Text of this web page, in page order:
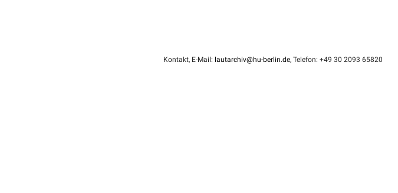
Kontakt, E-Mail: lautarchiv@hu-berlin.de, Telefon: +49 30 2093 65820